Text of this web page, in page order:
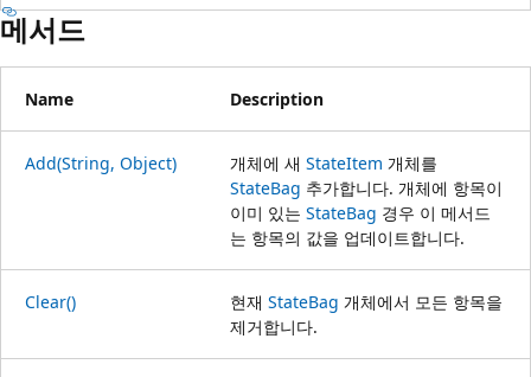
메서드
Name Description
Add(String, Object) 개체에 새 StateItem 개체를
StateBag 추가합니다. 개체에 항목이
이미 있는 StateBag 경우 이 메서드
는 항목의 값을 업데이트합니다.
Clear() 현재 StateBag 개체에서 모든 항목을
제거합니다.